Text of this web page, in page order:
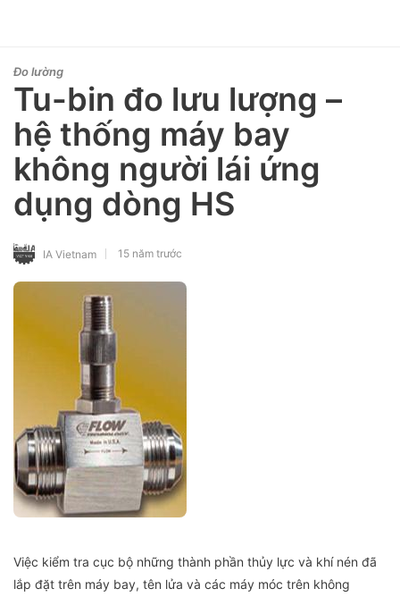
Đo lường
Tu-bin đo lưu lượng –
hệ thống máy bay
không người lái ứng
dụng dòng HS
IA Vietnam 15 năm trước
Việc kiểm tra cục bộ những thành phần thủy lực và khí nén đã
lắp đặt trên máy bay, tên lửa và các máy móc trên không